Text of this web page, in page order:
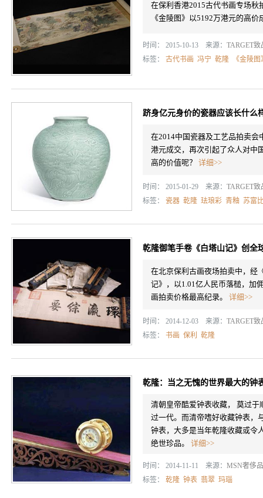
在保利香港2015古代书画专场
《金陵图》以5192万港元的高
时间： 2015-10-13 来源： TARGET致
标签： 古代书画 冯宁 乾隆 《金陵图
跻身亿元身价的瓷器应该长什么
在2014中国瓷器及工艺品拍卖
港元成交，再次引起了众人对中
高的价值呢？ 详细>>
时间： 2015-01-29 来源： TARGET致
标签： 瓷器 乾隆 珐琅彩 青釉 苏富
乾隆御笔手卷《白塔山记》创全
在北京保利古画夜场拍卖中，经
记》，以1.01亿人民币落槌，加
画拍卖价格最高纪录。 详细>>
时间： 2014-12-03 来源： TARGET致
标签： 书画 保利 乾隆
乾隆：当之无愧的世界最大的钟
清朝皇帝酷爱钟表收藏， 莫过
过一代。而清帝嗜好收藏钟表，
钟表，大多是当年乾隆收藏或令
绝世珍品。 详细>>
时间： 2014-11-11 来源： MSN奢侈品
标签： 乾隆 钟表 翡翠 玛瑙